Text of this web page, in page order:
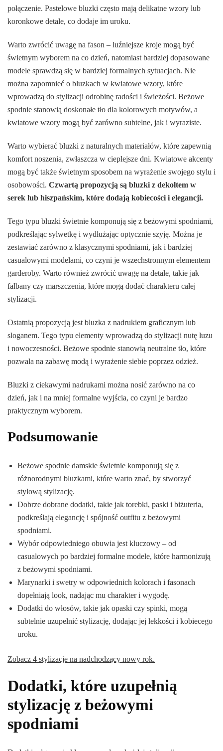
połączenie. Pastelowe bluzki często mają delikatne wzory lub
koronkowe detale, co dodaje im uroku.
Warto zwrócić uwagę na fason – luźniejsze kroje mogą być
świetnym wyborem na co dzień, natomiast bardziej dopasowane
modele sprawdzą się w bardziej formalnych sytuacjach. Nie
można zapomnieć o bluzkach w kwiatowe wzory, które
wprowadzą do stylizacji odrobinę radości i świeżości. Beżowe
spodnie stanowią doskonałe tło dla kolorowych motywów, a
kwiatowe wzory mogą być zarówno subtelne, jak i wyraziste.
Warto wybierać bluzki z naturalnych materiałów, które zapewnią
komfort noszenia, zwłaszcza w cieplejsze dni. Kwiatowe akcenty
mogą być także świetnym sposobem na wyrażenie swojego stylu i
osobowości. Czwartą propozycją są bluzki z dekoltem w
serek lub hiszpańskim, które dodają kobiecości i elegancji.
Tego typu bluzki świetnie komponują się z beżowymi spodniami,
podkreślając sylwetkę i wydłużając optycznie szyję. Można je
zestawiać zarówno z klasycznymi spodniami, jak i bardziej
casualowymi modelami, co czyni je wszechstronnym elementem
garderoby. Warto również zwrócić uwagę na detale, takie jak
falbany czy marszczenia, które mogą dodać charakteru całej
stylizacji.
Ostatnią propozycją jest bluzka z nadrukiem graficznym lub
sloganem. Tego typu elementy wprowadzą do stylizacji nutę luzu
i nowoczesności. Beżowe spodnie stanowią neutralne tło, które
pozwala na zabawę modą i wyrażenie siebie poprzez odzież.
Bluzki z ciekawymi nadrukami można nosić zarówno na co
dzień, jak i na mniej formalne wyjścia, co czyni je bardzo
praktycznym wyborem.
Podsumowanie
Beżowe spodnie damskie świetnie komponują się z
różnorodnymi bluzkami, które warto znać, by stworzyć
stylową stylizację.
Dobrze dobrane dodatki, takie jak torebki, paski i biżuteria,
podkreślają elegancję i spójność outfitu z beżowymi
spodniami.
Wybór odpowiedniego obuwia jest kluczowy – od
casualowych po bardziej formalne modele, które harmonizują
z beżowymi spodniami.
Marynarki i swetry w odpowiednich kolorach i fasonach
dopełniają look, nadając mu charakter i wygodę.
Dodatki do włosów, takie jak opaski czy spinki, mogą
subtelnie uzupełnić stylizację, dodając jej lekkości i kobiecego
uroku.
Zobacz 4 stylizacje na nadchodzący nowy rok.
Dodatki, które uzupełnią
stylizację z beżowymi
spodniami